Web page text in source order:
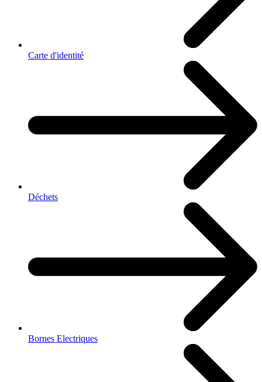
Carte d'identité
Déchets
Bornes Electriques